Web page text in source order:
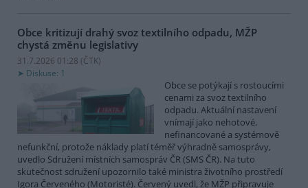
Obce kritizují drahý svoz textilního odpadu, MŽP
chystá změnu legislativy
31.7.2026 01:28 (ČTK)
Diskuse: 1
Obce se potýkají s rostoucími
cenami za svoz textilního
odpadu. Aktuální nastavení
vnímají jako nehotové,
nefinancované a systémově
nefunkční, protože náklady platí téměř výhradně samosprávy,
uvedlo Sdružení místních samospráv ČR (SMS ČR). Na tuto
skutečnost sdružení upozornilo také ministra životního prostředí
Igora Červeného (Motoristé). Červený uvedl, že MŽP připravuje